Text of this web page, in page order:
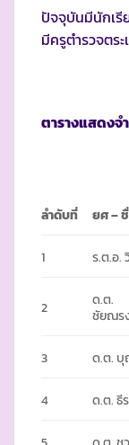
ปัจจุบันมีนักเรี
มีครูตำรวจตร
ตารางแสดง
ลำดับที่ ยศ –
1 ร.ต.อ.
2
ด.ต.
ชัยณร
3 ด.ต.
4 ด.ต. ธี